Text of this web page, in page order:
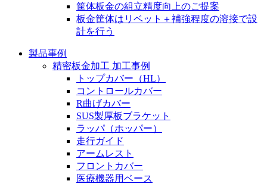
筐体板金の組立精度向上のご提案
板金筐体はリベット＋補強程度の溶接で設
計を行う
製品事例
精密板金加工 加工事例
トップカバー（HL）
コントロールカバー
R曲げカバー
SUS製厚板ブラケット
ラッパ（ホッパー）
走行ガイド
アームレスト
フロントカバー
医療機器用ベース